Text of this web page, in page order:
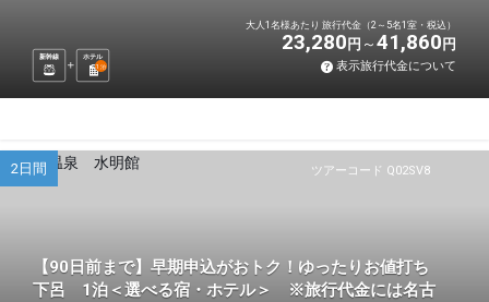
新幹線
ホテル
1 泊
大人1名様あたり 旅行代金（2～5名1室・税込）
23,280 円 41,860 円
表示旅行代金について
ツアーコード Q02SV8
2日間
【90日前まで】早期申込がおトク！ゆったりお値打ち
下呂 1泊＜選べる宿・ホテル＞ ※旅行代金には名古